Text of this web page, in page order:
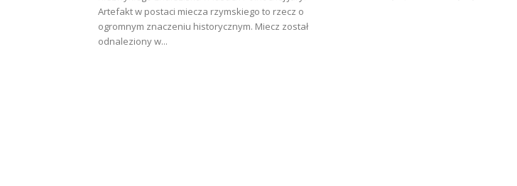
Artefakt w postaci miecza rzymskiego to rzecz o
ogromnym znaczeniu historycznym. Miecz został
odnaleziony w...